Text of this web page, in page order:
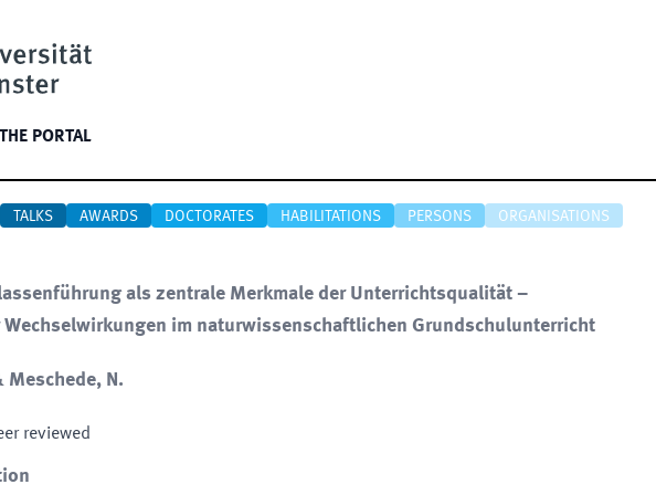
PORTAL
TALKS AWARDS DOCTORATES HABILITATIONS PERSONS ORGANISATIONS
als zentrale Merkmale der Unterrichtsqualität –
im naturwissenschaftlichen Grundschulunterricht
Meschede, N.
reviewed